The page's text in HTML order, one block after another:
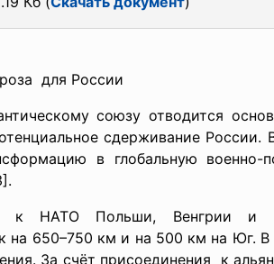
для России
союзу отводится
сдерживание России.
в глобальную военно-
к НАТО Польши, Венгрии и
на 650–750 км и на 500 км на Юг.
За счёт присоединения к